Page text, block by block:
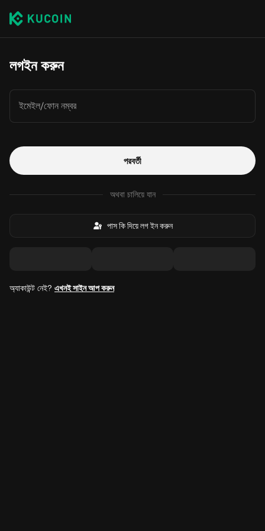
লগইন করুন
ইমেইল/ফোন নম্বর
পরবর্তী
অথবা চালিয়ে যান
পাস কি দিয়ে লগ ইন করুন
অ্যাকাউন্ট নেই? এখনই সাইন আপ করুন